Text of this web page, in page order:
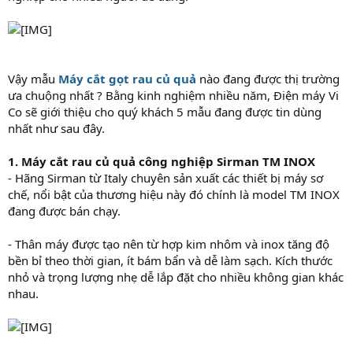
Vậy mẫu Máy cắt gọt rau củ quả nào đang được thị trường
ưa chuộng nhất ? Bằng kinh nghiệm nhiều năm, Điện máy Vi
Co sẽ giới thiệu cho quý khách 5 mẫu đang được tin dùng
nhất như sau đây.
1. Máy cắt rau củ quả công nghiệp Sirman TM INOX
- Hãng Sirman từ Italy chuyên sản xuất các thiết bị máy sơ
chế, nổi bật của thương hiệu này đó chính là model TM INOX
đang được bán chạy.
- Thân máy được tạo nên từ hợp kim nhôm và inox tăng độ
bền bỉ theo thời gian, ít bám bẩn và dễ làm sạch. Kích thước
nhỏ và trọng lượng nhẹ dễ lắp đặt cho nhiều không gian khác
nhau.